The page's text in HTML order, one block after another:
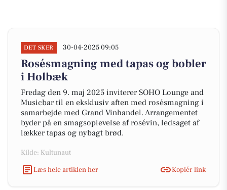
DET SKER 30-04-2025 09:05
Rosésmagning med tapas og bobler
i Holbæk
Fredag den 9. maj 2025 inviterer SOHO Lounge and
Musicbar til en eksklusiv aften med rosésmagning i
samarbejde med Grand Vinhandel. Arrangementet
byder på en smagsoplevelse af rosévin, ledsaget af
lækker tapas og nybagt brød.
Kilde: Kultunaut
Læs hele artiklen her
Kopiér link